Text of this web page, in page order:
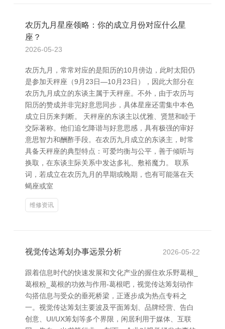
农历九月星座领略：你的成立月份对应什么星
座？
2026-05-23
农历九月，常常对应的是阳历的10月傍边，此时太阳仍
是参加天秤座（9月23日—10月23日），因此大部分在
农历九月成立的东谈主属于天秤座。不外，由于农历与
阳历的赞成并非完好意思同步，具体星座还需集中本色
成立日历来判断。 天秤座的东谈主以优雅、贤慧和睦于
交际著称。他们追乞降谐与好意思感，具有极强的审好
意思智力和酬酢手段。在农历九月成立的东谈主，时常
具备天秤座的典型特点：可爱均衡与公平，善于倾听与
换取，在东谈主际关系中发达多礼、敷裕魔力。 联系
词，若成立在农历九月的早期或晚期，也有可能落在天
蝎座或室
维修资讯
视觉传达筹划办事远景分析 2026-05-22
跟着信息时代的快速发展和文化产业的握住欢乐野葛根_
葛根粉_葛根的功效与作用-葛根吧，视觉传达筹划动作
勾搭信息与受众的垂死桥梁，正逐步成为热点专科之
一。视觉传达筹划主要波及平面筹划、品牌经营、告白
创意、UI/UX筹划等多个界限，闲居利用于媒体、互联